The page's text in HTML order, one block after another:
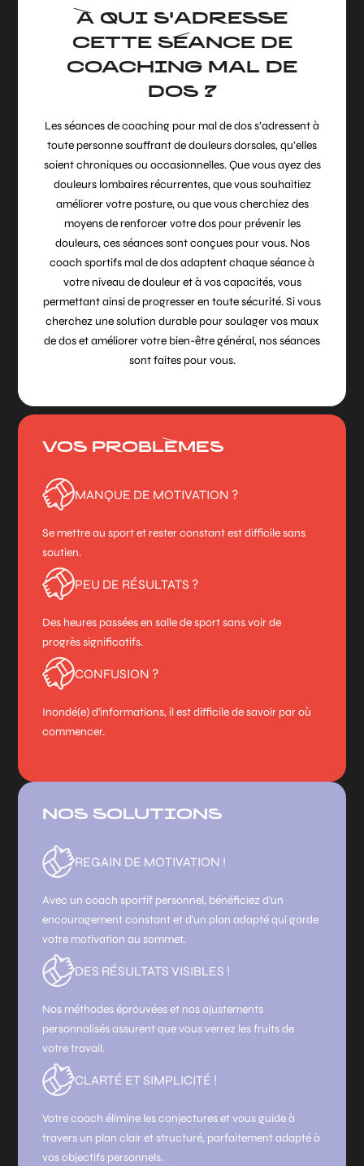
À QUI S'ADRESSE
CETTE SÉANCE DE
COACHING MAL DE
DOS ?
Les séances de coaching pour mal de dos s’adressent à
toute personne souffrant de douleurs dorsales, qu’elles
soient chroniques ou occasionnelles. Que vous ayez des
douleurs lombaires récurrentes, que vous souhaitiez
améliorer votre posture, ou que vous cherchiez des
moyens de renforcer votre dos pour prévenir les
douleurs, ces séances sont conçues pour vous. Nos
coach sportifs mal de dos adaptent chaque séance à
votre niveau de douleur et à vos capacités, vous
permettant ainsi de progresser en toute sécurité. Si vous
cherchez une solution durable pour soulager vos maux
de dos et améliorer votre bien-être général, nos séances
sont faites pour vous.
VOS PROBLÈMES
MANQUE DE MOTIVATION ?
Se mettre au sport et rester constant est difficile sans
soutien.
PEU DE RÉSULTATS ?
Des heures passées en salle de sport sans voir de
progrès significatifs.
CONFUSION ?
Inondé(e) d'informations, il est difficile de savoir par où
commencer.
NOS SOLUTIONS
REGAIN DE MOTIVATION !
Avec un coach sportif personnel, bénéficiez d'un
encouragement constant et d'un plan adapté qui garde
votre motivation au sommet.
DES RÉSULTATS VISIBLES !
Nos méthodes éprouvées et nos ajustements
personnalisés assurent que vous verrez les fruits de
votre travail.
CLARTÉ ET SIMPLICITÉ !
Votre coach élimine les conjectures et vous guide à
travers un plan clair et structuré, parfaitement adapté à
vos objectifs personnels.